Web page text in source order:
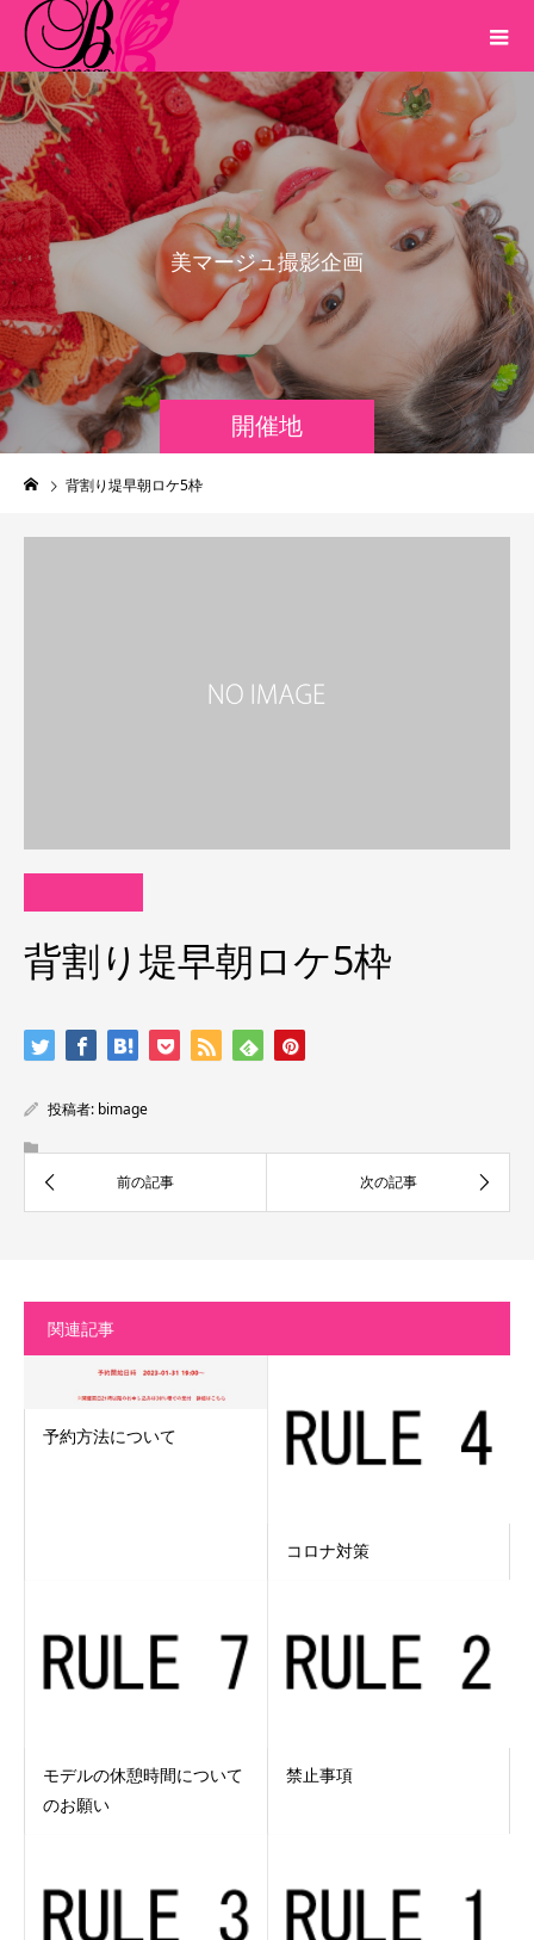
開催地
美マージュ撮影企画
背割り堤早朝ロケ5枠
背割り堤早朝ロケ5枠
投稿者: bimage
関連記事
予約方法について
コロナ対策
モデルの休憩時間について
のお願い
禁止事項